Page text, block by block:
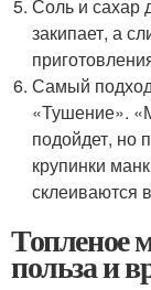
Соль и сахар
закипает, а
Самый
«Тушение».
подойдет, но
крупинки
склеиваются
Топленое
польза и